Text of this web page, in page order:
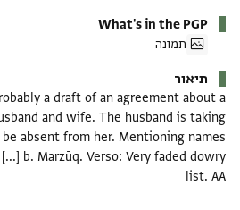
What's in the PGP
תמונה
תיאור
a draft of an agreement about a
and wife. The husband is taking
absent from her. Mentioning names
b. Marzūq. Verso: Very faded dowry
list. AA